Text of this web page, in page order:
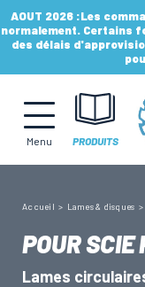
AOUT 2026 :Les
normalement. Certains
des délais
Menu PRODUITS
Accueil Lames & disques
POUR SCIE
Lames